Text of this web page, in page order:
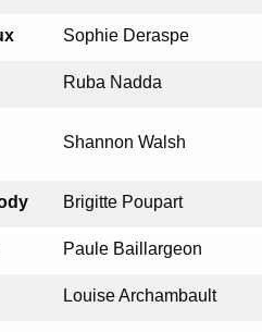
Sophie Deraspe
Ruba Nadda
Shannon Walsh
Brigitte Poupart
Paule Baillargeon
Louise Archambault